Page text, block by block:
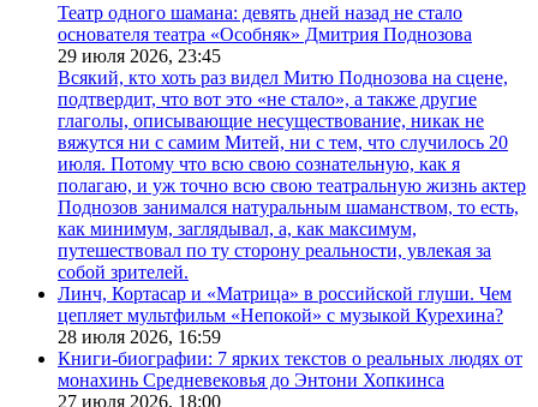
Театр одного шамана: девять дней назад не стало
основателя театра «Особняк» Дмитрия Поднозова
29 июля 2026, 23:45
Всякий, кто хоть раз видел Митю Поднозова на сцене,
подтвердит, что вот это «не стало», а также другие
глаголы, описывающие несуществование, никак не
вяжутся ни с самим Митей, ни с тем, что случилось 20
июля. Потому что всю свою сознательную, как я
полагаю, и уж точно всю свою театральную жизнь актер
Поднозов занимался натуральным шаманством, то есть,
как минимум, заглядывал, а, как максимум,
путешествовал по ту сторону реальности, увлекая за
собой зрителей.
Линч, Кортасар и «Матрица» в российской глуши. Чем
цепляет мультфильм «Непокой» с музыкой Курехина?
28 июля 2026, 16:59
Книги-биографии: 7 ярких текстов о реальных людях от
монахинь Средневековья до Энтони Хопкинса
27 июля 2026, 18:00